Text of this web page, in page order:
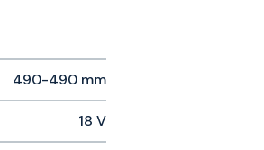
490-490 mm
18 V